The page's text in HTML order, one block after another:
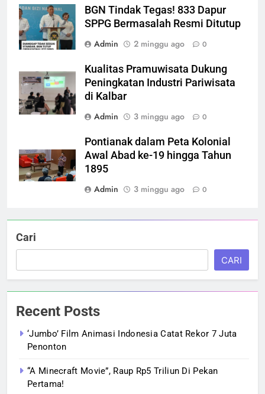
BGN Tindak Tegas! 833 Dapur
SPPG Bermasalah Resmi Ditutup
Admin
2 minggu ago 0
Kualitas Pramuwisata Dukung
Peningkatan Industri Pariwisata
di Kalbar
Admin
3 minggu ago 0
Pontianak dalam Peta Kolonial
Awal Abad ke-19 hingga Tahun
1895
Admin
3 minggu ago 0
Cari
CARI
Recent Posts
‘Jumbo’ Film Animasi Indonesia Catat Rekor 7 Juta
Penonton
“A Minecraft Movie”, Raup Rp5 Triliun Di Pekan
Pertama!